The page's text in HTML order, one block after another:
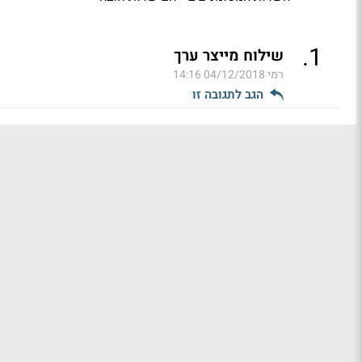
1
. שילוח מייצר ערך
רמי04/12/2018 14:16
הגב לתגובה זו